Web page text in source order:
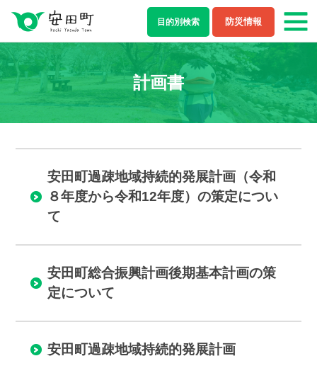
防災情報
目的別検索
もしもの場合
防災・救急情報 夜間・休日診療案内
ライフステージ
結婚・離婚 妊娠・出産
子育て
住まい・引越し
計画書
安田町過疎地域持続的発展計画（令和
８年度から令和12年度）の策定につい
て
安田町総合振興計画後期基本計画の策
定について
安田町過疎地域持続的発展計画